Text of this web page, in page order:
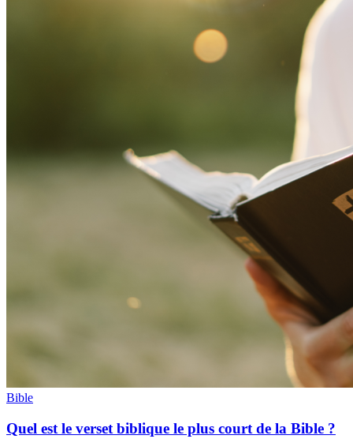
Bible
Quel est le verset biblique le plus court de la Bible ?